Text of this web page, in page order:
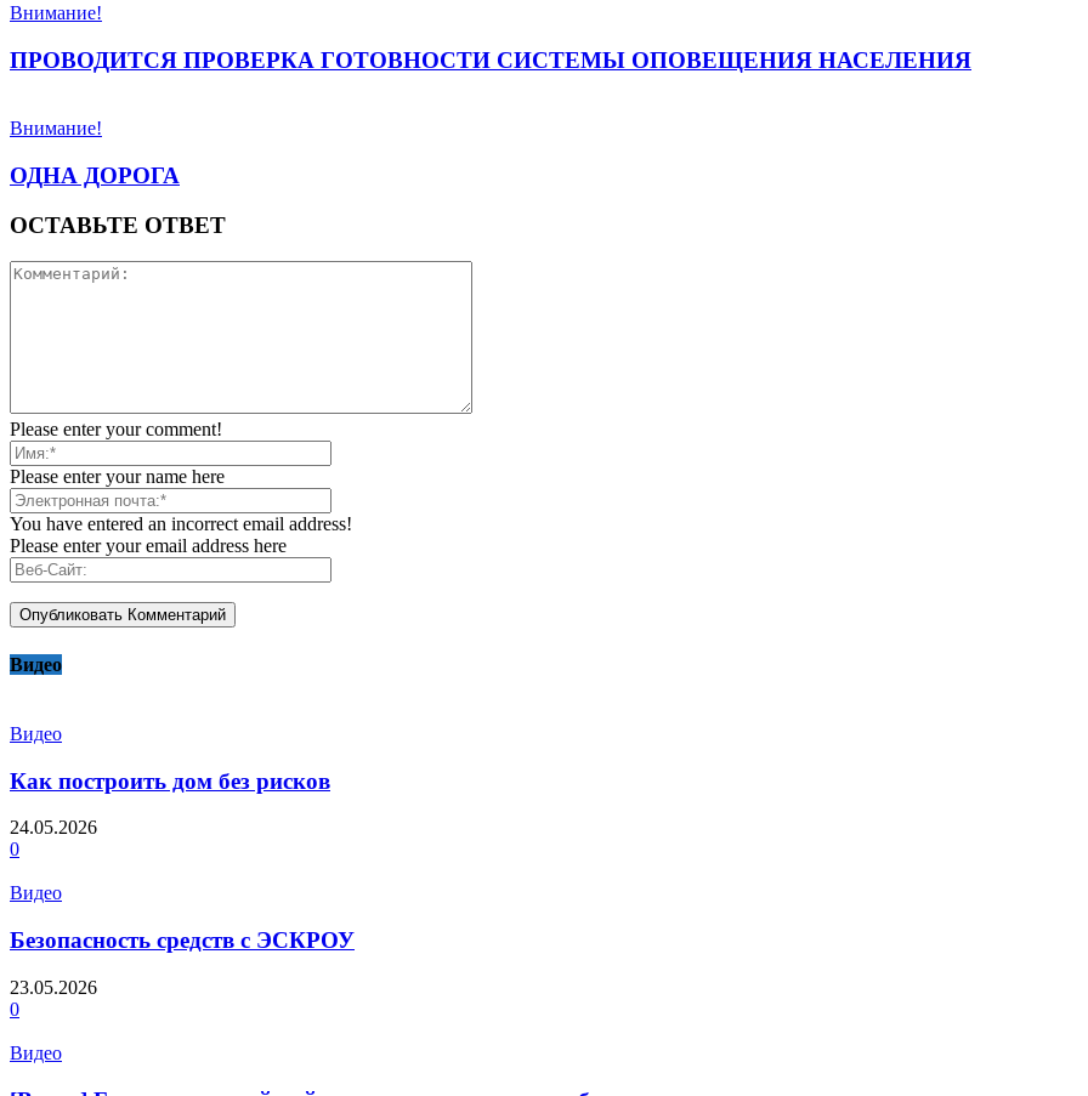
Внимание!
ПРОВОДИТСЯ ПРОВЕРКА ГОТОВНОСТИ СИСТЕМЫ ОПОВЕЩЕНИЯ НАСЕЛЕНИЯ
Внимание!
ОДНА ДОРОГА
ОСТАВЬТЕ ОТВЕТ
Please enter your comment!
Please enter your name here
You have entered an incorrect email address!
Please enter your email address here
Видео
Видео
Как построить дом без рисков
24.05.2026
0
Видео
Безопасность средств с ЭСКРОУ
23.05.2026
0
Видео